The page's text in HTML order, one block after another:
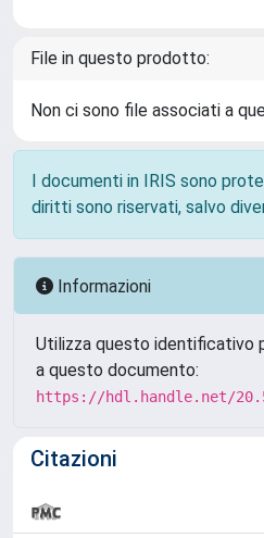
File in questo prodotto:
Non ci sono file associati a
I documenti in IRIS sono
diritti sono riservati, salvo
Informazioni
Utilizza questo identificativo
a questo documento:
https://hdl.handle.net/
Citazioni